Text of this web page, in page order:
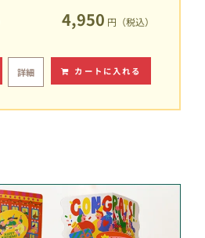
4,950 円（税込）
詳細 カートに入れる